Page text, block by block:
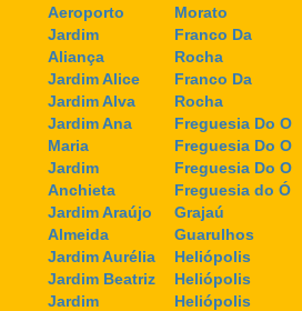
Aeroporto
Jardim
Aliança
Jardim Alice
Jardim Alva
Jardim Ana
Maria
Jardim
Anchieta
Jardim Araújo
Almeida
Jardim Aurélia
Jardim Beatriz
Jardim
Morato
Franco Da
Rocha
Franco Da
Rocha
Freguesia Do O
Freguesia Do O
Freguesia Do O
Freguesia do Ó
Grajaú
Guarulhos
Heliópolis
Heliópolis
Heliópolis